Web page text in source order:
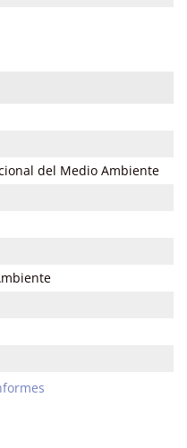
del Medio Ambiente